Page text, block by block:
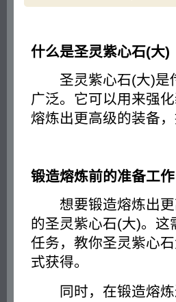
什么是圣灵紫心石(大)
圣灵紫心石(大)是
广泛。它可以用来强
熔炼出更高级的装备，
锻造熔炼前的准备工作
想要锻造熔炼出更
的圣灵紫心石(大)。
任务，教你圣灵紫心
式获得。
同时，在锻造熔炼